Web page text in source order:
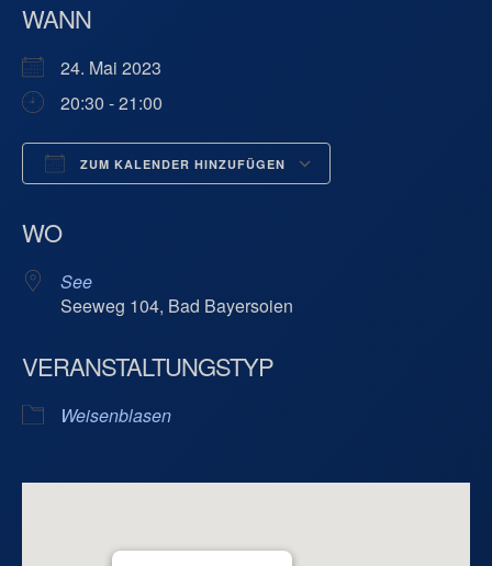
WANN
24. Mai 2023
20:30 - 21:00
ZUM KALENDER HINZUFÜGEN
WO
See
Seeweg 104, Bad Bayersoien
VERANSTALTUNGSTYP
Weisenblasen